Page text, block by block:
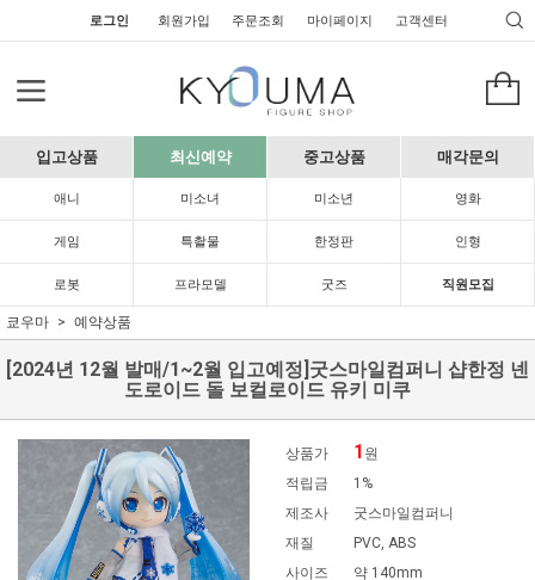
로그인 회원가입 주문조회 마이페이지 고객센터
입고상품 최신예약 중고상품 매각문의
애니 미소녀 미소년 영화
게임 특촬물 한정판 인형
로봇 프라모델 굿즈 직원모집
쿄우마 예약상품
[2024년 12월 발매/1~2월 입고예정]굿스마일컴퍼니 샵한정 넨
도로이드 돌 보컬로이드 유키 미쿠
상품가 1 원
적립금
1%
제조사
굿스마일컴퍼니
재질
PVC, ABS
사이즈
약 140mm